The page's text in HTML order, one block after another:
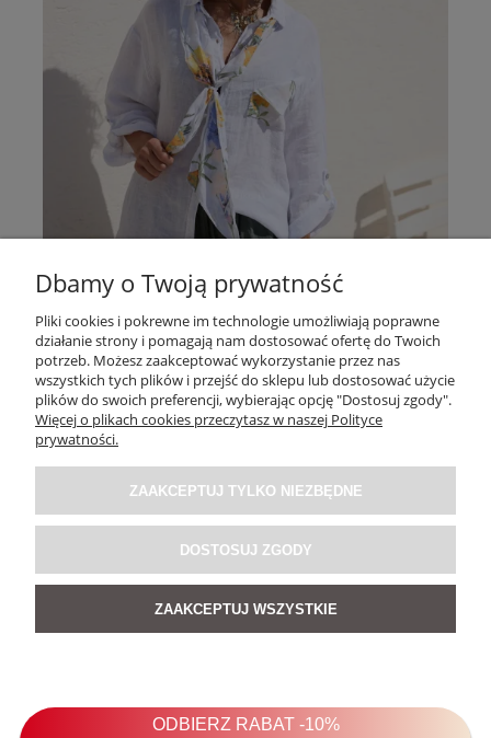
Koszula Lniana Selona Biała
Dbamy o Twoją prywatność
Pliki cookies i pokrewne im technologie umożliwiają poprawne
działanie strony i pomagają nam dostosować ofertę do Twoich
potrzeb. Możesz zaakceptować wykorzystanie przez nas
wszystkich tych plików i przejść do sklepu lub dostosować użycie
plików do swoich preferencji, wybierając opcję "Dostosuj zgody".
Więcej o plikach cookies przeczytasz w naszej Polityce
prywatności.
ZAAKCEPTUJ TYLKO NIEZBĘDNE
DOSTOSUJ ZGODY
ZAAKCEPTUJ WSZYSTKIE